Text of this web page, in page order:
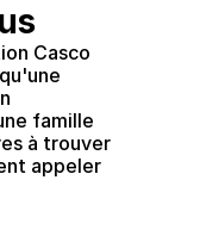
Casco
famille
à trouver
appeler